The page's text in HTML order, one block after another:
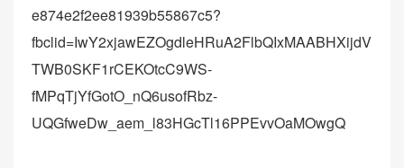
e874e2f2ee81939b55867c5?
fbclid=IwY2xjawEZOgdleHRuA2FlbQIxMAABHXijdV
TWB0SKF1rCEKOtcC9WS-
fMPqTjYfGotO_nQ6usofRbz-
UQGfweDw_aem_l83HGcTl16PPEvvOaMOwgQ